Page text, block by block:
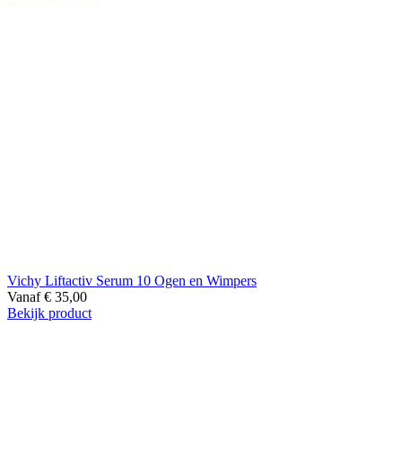
Vichy Liftactiv Serum 10 Ogen en Wimpers
Vanaf € 35,00
Bekijk product